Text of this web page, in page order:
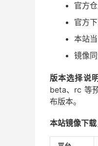
官方仓
官方下
本站当
镜像
版本选择说明
beta、rc 等
布版本。
本站镜像下